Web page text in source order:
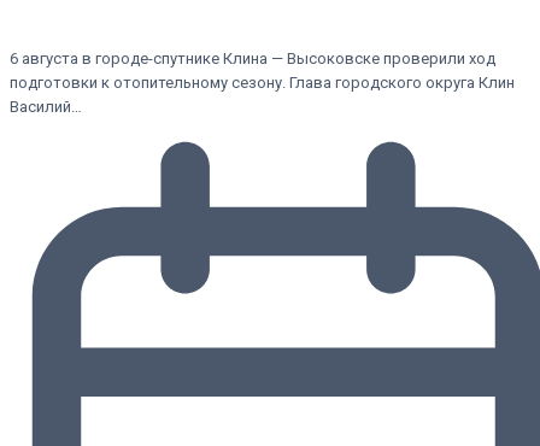
6 августа в городе-спутнике Клина — Высоковске проверили ход
подготовки к отопительному сезону. Глава городского округа Клин
Василий…